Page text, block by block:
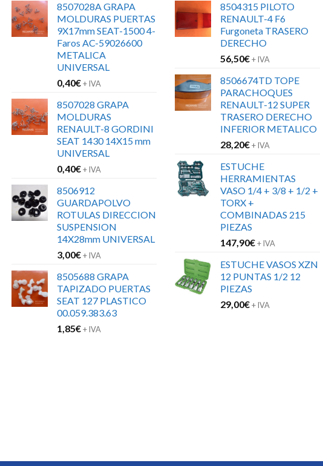
8507028A GRAPA
MOLDURAS PUERTAS
9X17mm SEAT-1500 4-
Faros AC-59026600
METALICA
UNIVERSAL
0,40€+ IVA
8507028 GRAPA
MOLDURAS
RENAULT-8 GORDINI
SEAT 1430 14X15 mm
UNIVERSAL
0,40€+ IVA
8506912
GUARDAPOLVO
ROTULAS DIRECCION
SUSPENSION
14X28mm UNIVERSAL
3,00€+ IVA
8505688 GRAPA
TAPIZADO PUERTAS
SEAT 127 PLASTICO
00.059.383.63
1,85€+ IVA
8504315 PILOTO
RENAULT-4 F6
Furgoneta TRASERO
DERECHO
56,50€+ IVA
8506674TD TOPE
PARACHOQUES
RENAULT-12 SUPER
TRASERO DERECHO
INFERIOR METALICO
28,20€+ IVA
ESTUCHE
HERRAMIENTAS
VASO 1/4 + 3/8 + 1/2 +
TORX +
COMBINADAS 215
PIEZAS
147,90€+ IVA
ESTUCHE VASOS XZN
12 PUNTAS 1/2 12
PIEZAS
29,00€+ IVA